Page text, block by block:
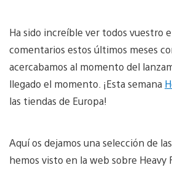
Ha sido increíble ver todos vuestro
comentarios estos últimos meses
acercabamos al momento del
llegado el momento. ¡Esta semana
las tiendas de Europa!
Aquí os dejamos una selección de
hemos visto en la web sobre Heavy